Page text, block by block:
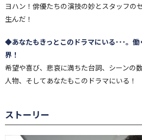
ヨハン！俳優たちの演技の妙とスタッフの
生んだ！
◆あなたもきっとこのドラマにいる･･･。
界！
希望や喜び、悲哀に満ちた台詞、シーンの
人物、そしてあなたもこのドラマにいる！
ストーリー